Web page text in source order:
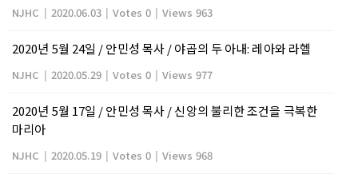
NJHC | 2020.06.03 | Votes 0 | Views 963
2020년 5월 24일 / 안민성 목사 / 야곱의 두 아내: 레아와 라헬
NJHC | 2020.05.29 | Votes 0 | Views 977
2020년 5월 17일 / 안민성 목사 / 신앙의 불리한 조건을 극복한
마리아
NJHC | 2020.05.19 | Votes 0 | Views 968